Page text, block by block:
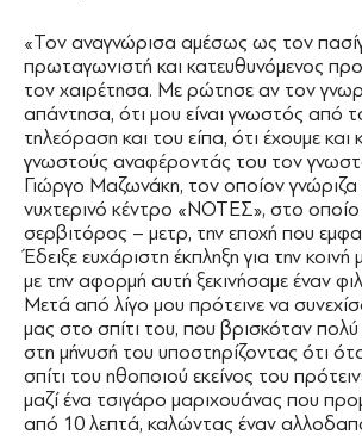
«Τον αναγνώρισα αμέσως ως τον
πρωταγωνιστή και κατευθυνόμενος
τον χαιρέτησα. Με ρώτησε αν τον
απάντησα, ότι μου είναι γνωστός από
τηλεόραση και του είπα, ότι έχουμε και
γνωστούς αναφέροντάς του τον
Γιώργο Μαζωνάκη, τον οποίον
νυχτερινό κέντρο «ΝΟΤΕΣ», στο
σερβιτόρος – μετρ, την εποχή που
Έδειξε ευχάριστη έκπληξη για την κοινή
με την αφορμή αυτή ξεκινήσαμε έναν
Μετά από λίγο μου πρότεινε να
μας στο σπίτι του, που βρισκόταν
στη μήνυσή του υποστηρίζοντας ότι
σπίτι του ηθοποιού εκείνος του
μαζί ένα τσιγάρο μαριχουάνας που
από 10 λεπτά, καλώντας έναν